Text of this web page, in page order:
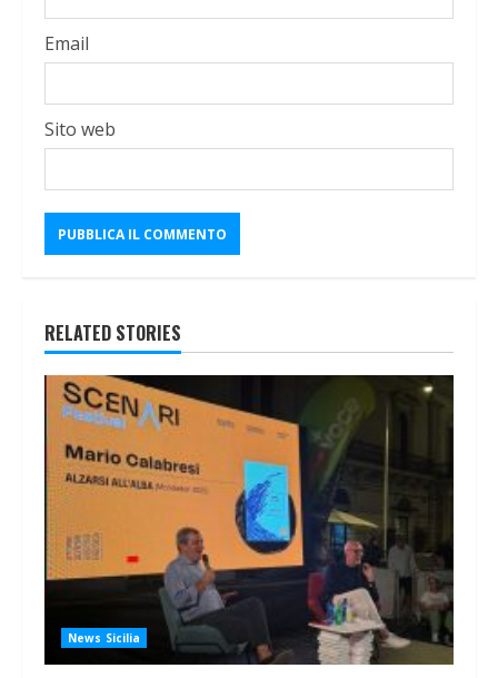
Email
Sito web
RELATED STORIES
News Sicilia